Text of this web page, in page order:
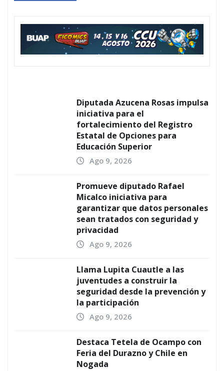
Diputada Azucena Rosas impulsa
iniciativa para el
fortalecimiento del Registro
Estatal de Opciones para
Educación Superior
Ago 9, 2026
Promueve diputado Rafael
Micalco iniciativa para
garantizar que datos personales
sean tratados con seguridad y
privacidad
Ago 9, 2026
Llama Lupita Cuautle a las
juventudes a construir la
seguridad desde la prevención y
la participación
Ago 9, 2026
Destaca Tetela de Ocampo con
Feria del Durazno y Chile en
Nogada